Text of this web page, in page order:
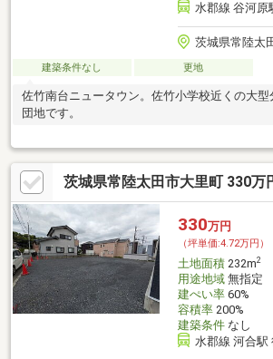
水郡線 谷河原
茨城県常陸太
建築条件なし 更地
佐竹南台ニュータウン。佐竹小学校近くの大型
団地です。
茨城県常陸太田市大里町 330万
330万円
（坪単価:4.72万円）
土地面積232m2
用途地域無指定
建ぺい率60%
容積率200%
建築条件なし
水郡線 河合駅